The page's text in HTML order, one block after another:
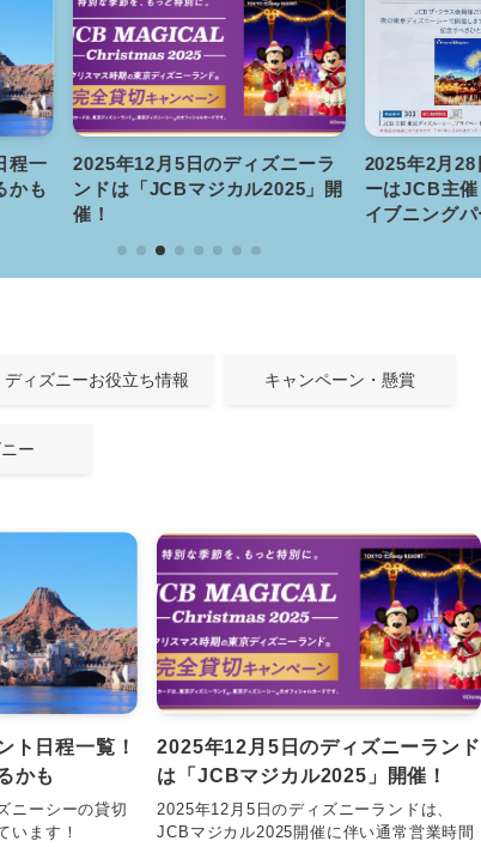
一
も
2025年12月5日のディズニーラ
ンドは「JCBマジカル2025」開
催！
2025年2月28
ーはJCB主催
イブニングパ
ディズニーお役立ち情報 キャンペーン・懸賞
ー
ト日程一覧！
かも
ニーシーの貸切
います！
2025年12月5日のディズニーランド
は「JCBマジカル2025」開催！
2025年12月5日のディズニーランドは、
JCBマジカル2025開催に伴い通常営業時間